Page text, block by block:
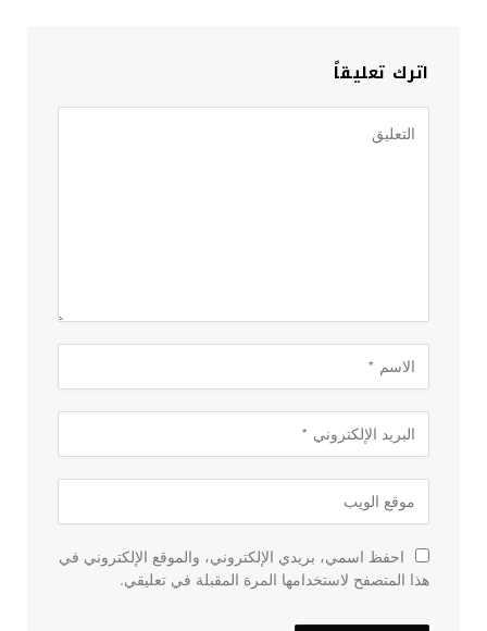
اترك تعليقاً
احفظ اسمي، بريدي الإلكتروني، والموقع الإلكتروني في
هذا المتصفح لاستخدامها المرة المقبلة في تعليقي.